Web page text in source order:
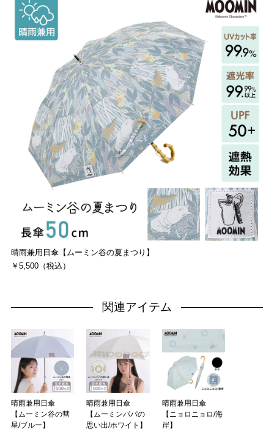
晴雨兼用日傘【ムーミン谷の夏まつり】
￥5,500（税込）
関連アイテム
晴雨兼用日傘
【ムーミン谷の彗
星/ブルー】
晴雨兼用日傘
【ムーミンパパの
思い出/ホワイト】
晴雨兼用日傘
【ニョロニョロ/海
岸】